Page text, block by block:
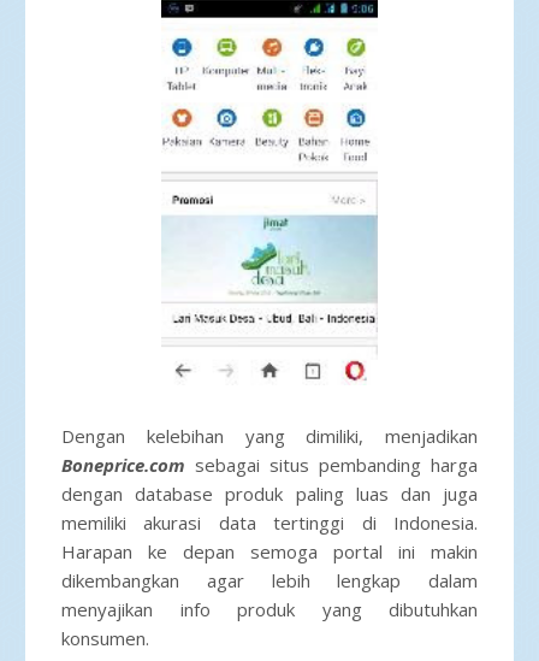
Dengan kelebihan yang dimiliki, menjadikan
Boneprice.com sebagai situs pembanding harga
dengan database produk paling luas dan juga
memiliki akurasi data tertinggi di Indonesia.
Harapan ke depan semoga portal ini makin
dikembangkan agar lebih lengkap dalam
menyajikan info produk yang dibutuhkan
konsumen.